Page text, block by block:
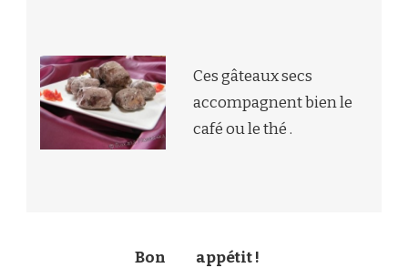
Ces gâteaux secs
accompagnent bien le
café ou le thé .
Bon appétit !